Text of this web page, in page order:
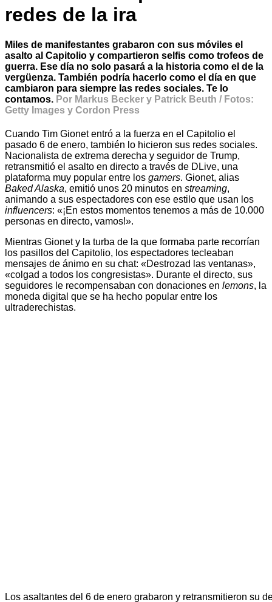
redes de la ira
Miles de manifestantes grabaron con sus móviles el
asalto al Capitolio y compartieron selfis como trofeos de
guerra. Ese día no solo pasará a la historia como el de la
vergüenza. También podría hacerlo como el día en que
cambiaron para siempre las redes sociales. Te lo
contamos. Por Markus Becker y Patrick Beuth / Fotos:
Getty Images y Cordon Press
Cuando Tim Gionet entró a la fuerza en el Capitolio el
pasado 6 de enero, también lo hicieron sus redes sociales.
Nacionalista de extrema derecha y seguidor de Trump,
retransmitió el asalto en directo a través de DLive, una
plataforma muy popular entre los gamers. Gionet, alias
Baked Alaska, emitió unos 20 minutos en streaming,
animando a sus espectadores con ese estilo que usan los
influencers: «¡En estos momentos tenemos a más de 10.000
personas en directo, vamos!».
Mientras Gionet y la turba de la que formaba parte recorrían
los pasillos del Capitolio, los espectadores tecleaban
mensajes de ánimo en su chat: «Destrozad las ventanas»,
«colgad a todos los congresistas». Durante el directo, sus
seguidores le recompensaban con donaciones en lemons, la
moneda digital que se ha hecho popular entre los
ultraderechistas.
Los asaltantes del 6 de enero grabaron y retransmitieron su